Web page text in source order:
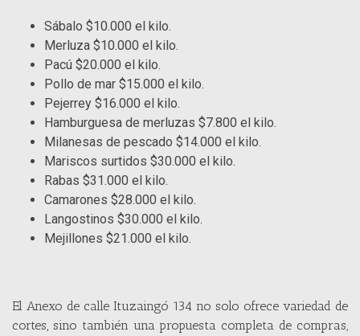
Sábalo $10.000 el kilo.
Merluza $10.000 el kilo.
Pacú $20.000 el kilo.
Pollo de mar $15.000 el kilo.
Pejerrey $16.000 el kilo.
Hamburguesa de merluzas $7.800 el kilo.
Milanesas de pescado $14.000 el kilo.
Mariscos surtidos $30.000 el kilo.
Rabas $31.000 el kilo.
Camarones $28.000 el kilo.
Langostinos $30.000 el kilo.
Mejillones $21.000 el kilo.
El Anexo de calle Ituzaingó 134 no solo ofrece variedad de
cortes, sino también una propuesta completa de compras,